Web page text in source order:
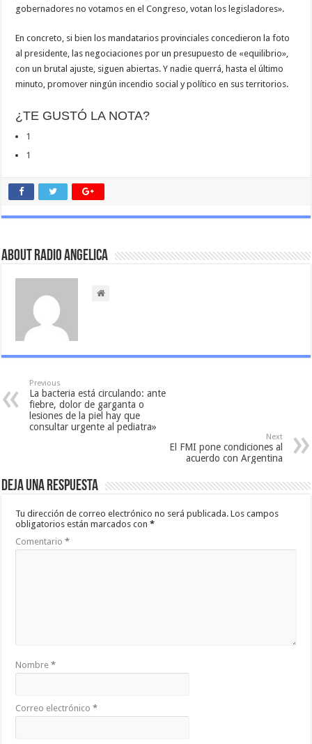
gobernadores no votamos en el Congreso, votan los legisladores».
En concreto, si bien los mandatarios provinciales concedieron la foto
al presidente, las negociaciones por un presupuesto de «equilibrio»,
con un brutal ajuste, siguen abiertas. Y nadie querrá, hasta el último
minuto, promover ningún incendio social y político en sus territorios.
¿TE GUSTÓ LA NOTA?
1
1
About Radio Angelica
Previous
La bacteria está circulando: ante
fiebre, dolor de garganta o
lesiones de la piel hay que
consultar urgente al pediatra»
Next
El FMI pone condiciones al
acuerdo con Argentina
Deja una respuesta
Tu dirección de correo electrónico no será publicada. Los campos
obligatorios están marcados con*
Comentario*
Nombre*
Correo electrónico*